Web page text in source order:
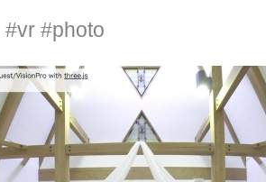
#vr #photo